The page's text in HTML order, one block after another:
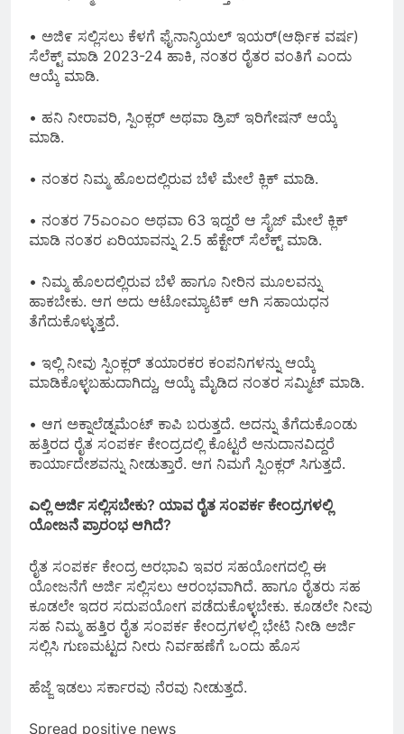
• ಅಜಿ೯ ಸಲ್ಲಿಸಲು ಕೆಳಗೆ ಫೈನಾನ್ಶಿಯಲ್ ಇಯರ್(ಆರ್ಥಿಕ ವರ್ಷ)
ಸೆಲೆಕ್ಟ್ ಮಾಡಿ 2023-24 ಹಾಕಿ, ನಂತರ ರೈತರ ವಂತಿಗೆ ಎಂದು
ಆಯ್ಕೆ ಮಾಡಿ.
• ಹನಿ ನೀರಾವರಿ, ಸ್ಪಿಂಕ್ಲರ್ ಅಥವಾ ಡ್ರಿಪ್ ಇರಿಗೇಷನ್ ಆಯ್ಕೆ
ಮಾಡಿ.
• ನಂತರ ನಿಮ್ಮ ಹೊಲದಲ್ಲಿರುವ ಬೆಳೆ ಮೇಲೆ ಕ್ಲಿಕ್ ಮಾಡಿ.
• ನಂತರ 75ಎಂಎಂ ಅಥವಾ 63 ಇದ್ದರೆ ಆ ಸೈಜ್ ಮೇಲೆ ಕ್ಲಿಕ್
ಮಾಡಿ ನಂತರ ಏರಿಯಾವನ್ನು 2.5 ಹೆಕ್ಟೇರ್ ಸೆಲೆಕ್ಟ್ ಮಾಡಿ.
• ನಿಮ್ಮ ಹೊಲದಲ್ಲಿರುವ ಬೆಳೆ ಹಾಗೂ ನೀರಿನ ಮೂಲವನ್ನು
ಹಾಕಬೇಕು. ಆಗ ಅದು ಆಟೋಮ್ಯಾಟಿಕ್ ಆಗಿ ಸಹಾಯಧನ
ತೆಗೆದುಕೊಳ್ಳುತ್ತದೆ.
• ಇಲ್ಲಿ ನೀವು ಸ್ಪಿಂಕ್ಲರ್ ತಯಾರಕರ ಕಂಪನಿಗಳನ್ನು ಆಯ್ಕೆ
ಮಾಡಿಕೊಳ್ಳಬಹುದಾಗಿದ್ದು, ಆಯ್ಕೆ ಮೈಡಿದ ನಂತರ ಸಮ್ಮಿಟ್ ಮಾಡಿ.
• ಆಗ ಅಕ್ನಾಲೆಡ್ನಮೆಂಟ್ ಕಾಪಿ ಬರುತ್ತದೆ. ಅದನ್ನು ತೆಗೆದುಕೊಂಡು
ಹತ್ತಿರದ ರೈತ ಸಂಪರ್ಕ ಕೇಂದ್ರದಲ್ಲಿ ಕೊಟ್ಟರೆ ಅನುದಾನವಿದ್ದರೆ
ಕಾರ್ಯಾದೇಶವನ್ನು ನೀಡುತ್ತಾರೆ. ಆಗ ನಿಮಗೆ ಸ್ಪಿಂಕ್ಲರ್ ಸಿಗುತ್ತದೆ.
ಎಲ್ಲಿ ಅರ್ಜಿ ಸಲ್ಲಿಸಬೇಕು? ಯಾವ ರೈತ ಸಂಪರ್ಕ ಕೇಂದ್ರಗಳಲ್ಲಿ
ಯೋಜನೆ ಪ್ರಾರಂಭ ಆಗಿದೆ?
ರೈತ ಸಂಪರ್ಕ ಕೇಂದ್ರ ಅರಭಾವಿ ಇವರ ಸಹಯೋಗದಲ್ಲಿ ಈ
ಯೋಜನೆಗೆ ಅರ್ಜಿ ಸಲ್ಲಿಸಲು ಆರಂಭವಾಗಿದೆ. ಹಾಗೂ ರೈತರು ಸಹ
ಕೂಡಲೇ ಇದರ ಸದುಪಯೋಗ ಪಡೆದುಕೊಳ್ಳಬೇಕು. ಕೂಡಲೇ ನೀವು
ಸಹ ನಿಮ್ಮ ಹತ್ತಿರ ರೈತ ಸಂಪರ್ಕ ಕೇಂದ್ರಗಳಲ್ಲಿ ಭೇಟಿ ನೀಡಿ ಅರ್ಜಿ
ಸಲ್ಲಿಸಿ ಗುಣಮಟ್ಟದ ನೀರು ನಿರ್ವಹಣೆಗೆ ಒಂದು ಹೊಸ
ಹೆಜ್ಜೆ ಇಡಲು ಸರ್ಕಾರವು ನೆರವು ನೀಡುತ್ತದೆ.
Spread positive news